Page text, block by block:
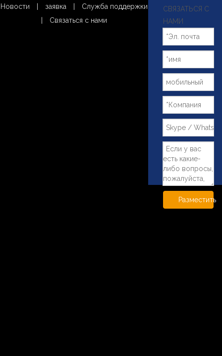
~!phoenix_var0!~
Добавить в корзину
Новости
заявка
Служба поддержки
Связаться с нами
СВЯЗАТЬСЯ С
НАМИ
Разместить